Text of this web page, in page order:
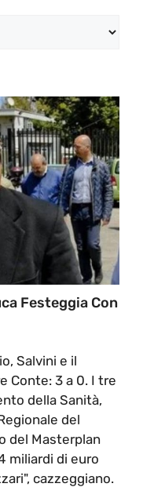
Festeggia Con
Salvini e il
Conte: 3 a 0. I tre
della Sanità,
del
del Masterplan
miliardi di euro
cazzeggiano.